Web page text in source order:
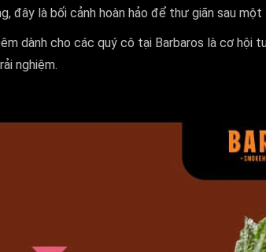
đây là bối cảnh hoàn hảo để thư giãn sau một
dành cho các quý cô tại Barbaros là cơ
nghiệm.